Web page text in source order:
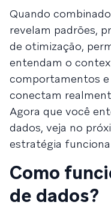
Quando
revelam padrões,
de otimização,
entendam o
comportamentos e
conectam
Agora que você
dados, veja no
estratégia
Como
de dados?